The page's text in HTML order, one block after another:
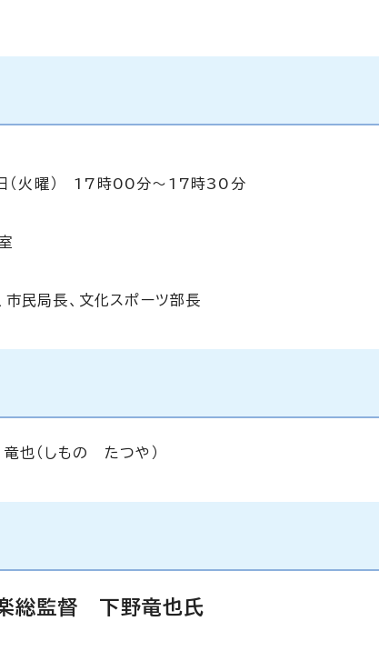
（火曜） 17時00分～17時30分
市民局長、文化スポーツ部長
也（しもの たつや）
総監督 下野竜也氏